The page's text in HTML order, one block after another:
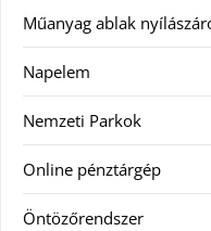
Műanyag ablak
Napelem
Nemzeti Parkok
Online pénztárgép
Öntözőrendszer